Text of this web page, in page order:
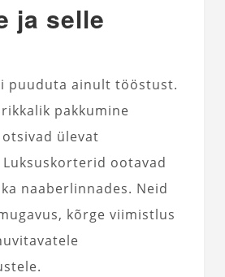
ja selle
puuduta ainult tööstust.
rikkalik pakkumine
ülevat
ootavad
naaberlinnades. Neid
kõrge viimistlus